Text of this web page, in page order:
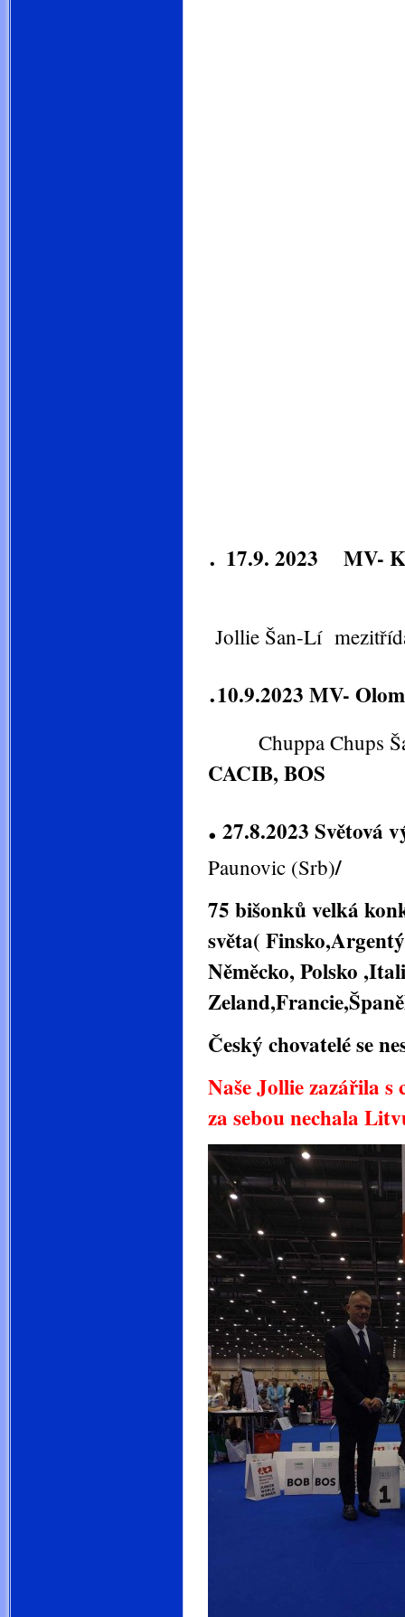
. 17.9. 2023 MV-
Jollie Šan-Lí
.10.9.2023 MV-
Chuppa Chups
CACIB, BOS
. 27.8.2023 Světová
Paunovic (Srb)/
75 bišonků velká
světa(
Něměcko, Polsko
Český chovatelé se
Naše Jollie zazářila
za sebou nechala